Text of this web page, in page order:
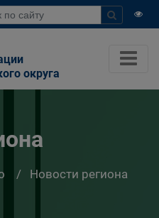
округа
Новости региона